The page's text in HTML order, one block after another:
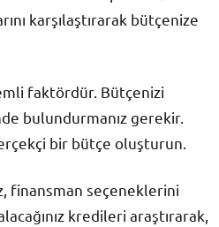
karşılaştırarak bütçenize
faktördür. Bütçenizi
bulundurmanız gerekir.
bir bütçe oluşturun.
finansman seçeneklerini
kredileri araştırarak,